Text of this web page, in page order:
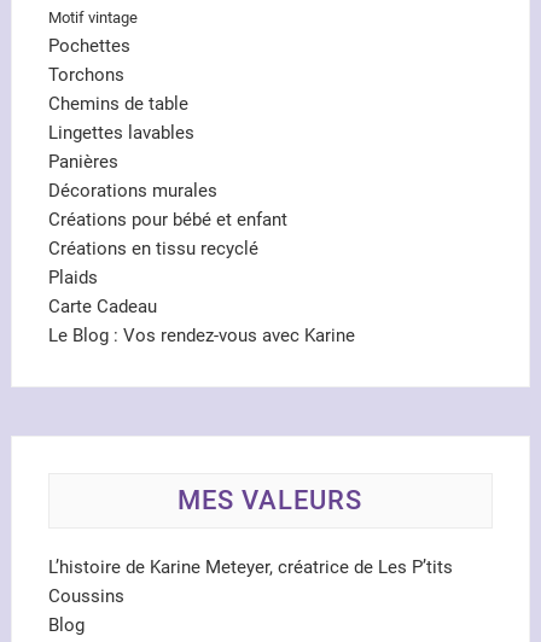
Motif vintage
Pochettes
Torchons
Chemins de table
Lingettes lavables
Panières
Décorations murales
Créations pour bébé et enfant
Créations en tissu recyclé
Plaids
Carte Cadeau
Le Blog : Vos rendez-vous avec Karine
MES VALEURS
L’histoire de Karine Meteyer, créatrice de Les P’tits
Coussins
Blog